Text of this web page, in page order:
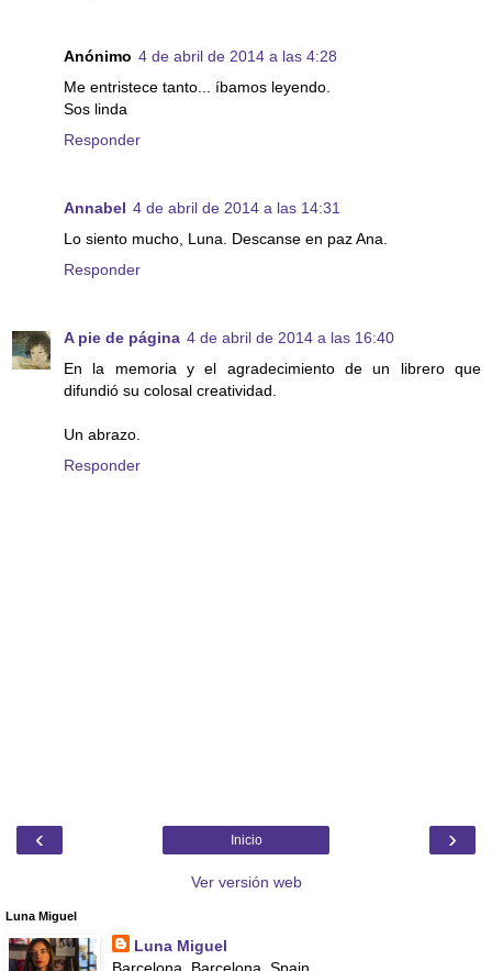
Anónimo 4 de abril de 2014 a las 4:28
Me entristece tanto... íbamos leyendo.
Sos linda
Responder
Annabel 4 de abril de 2014 a las 14:31
Lo siento mucho, Luna. Descanse en paz Ana.
Responder
A pie de página 4 de abril de 2014 a las 16:40
En la memoria y el agradecimiento de un librero que
difundió su colosal creatividad.
Un abrazo.
Responder
‹ ›
Inicio
Ver versión web
Luna Miguel
Luna Miguel
Barcelona, Barcelona, Spain